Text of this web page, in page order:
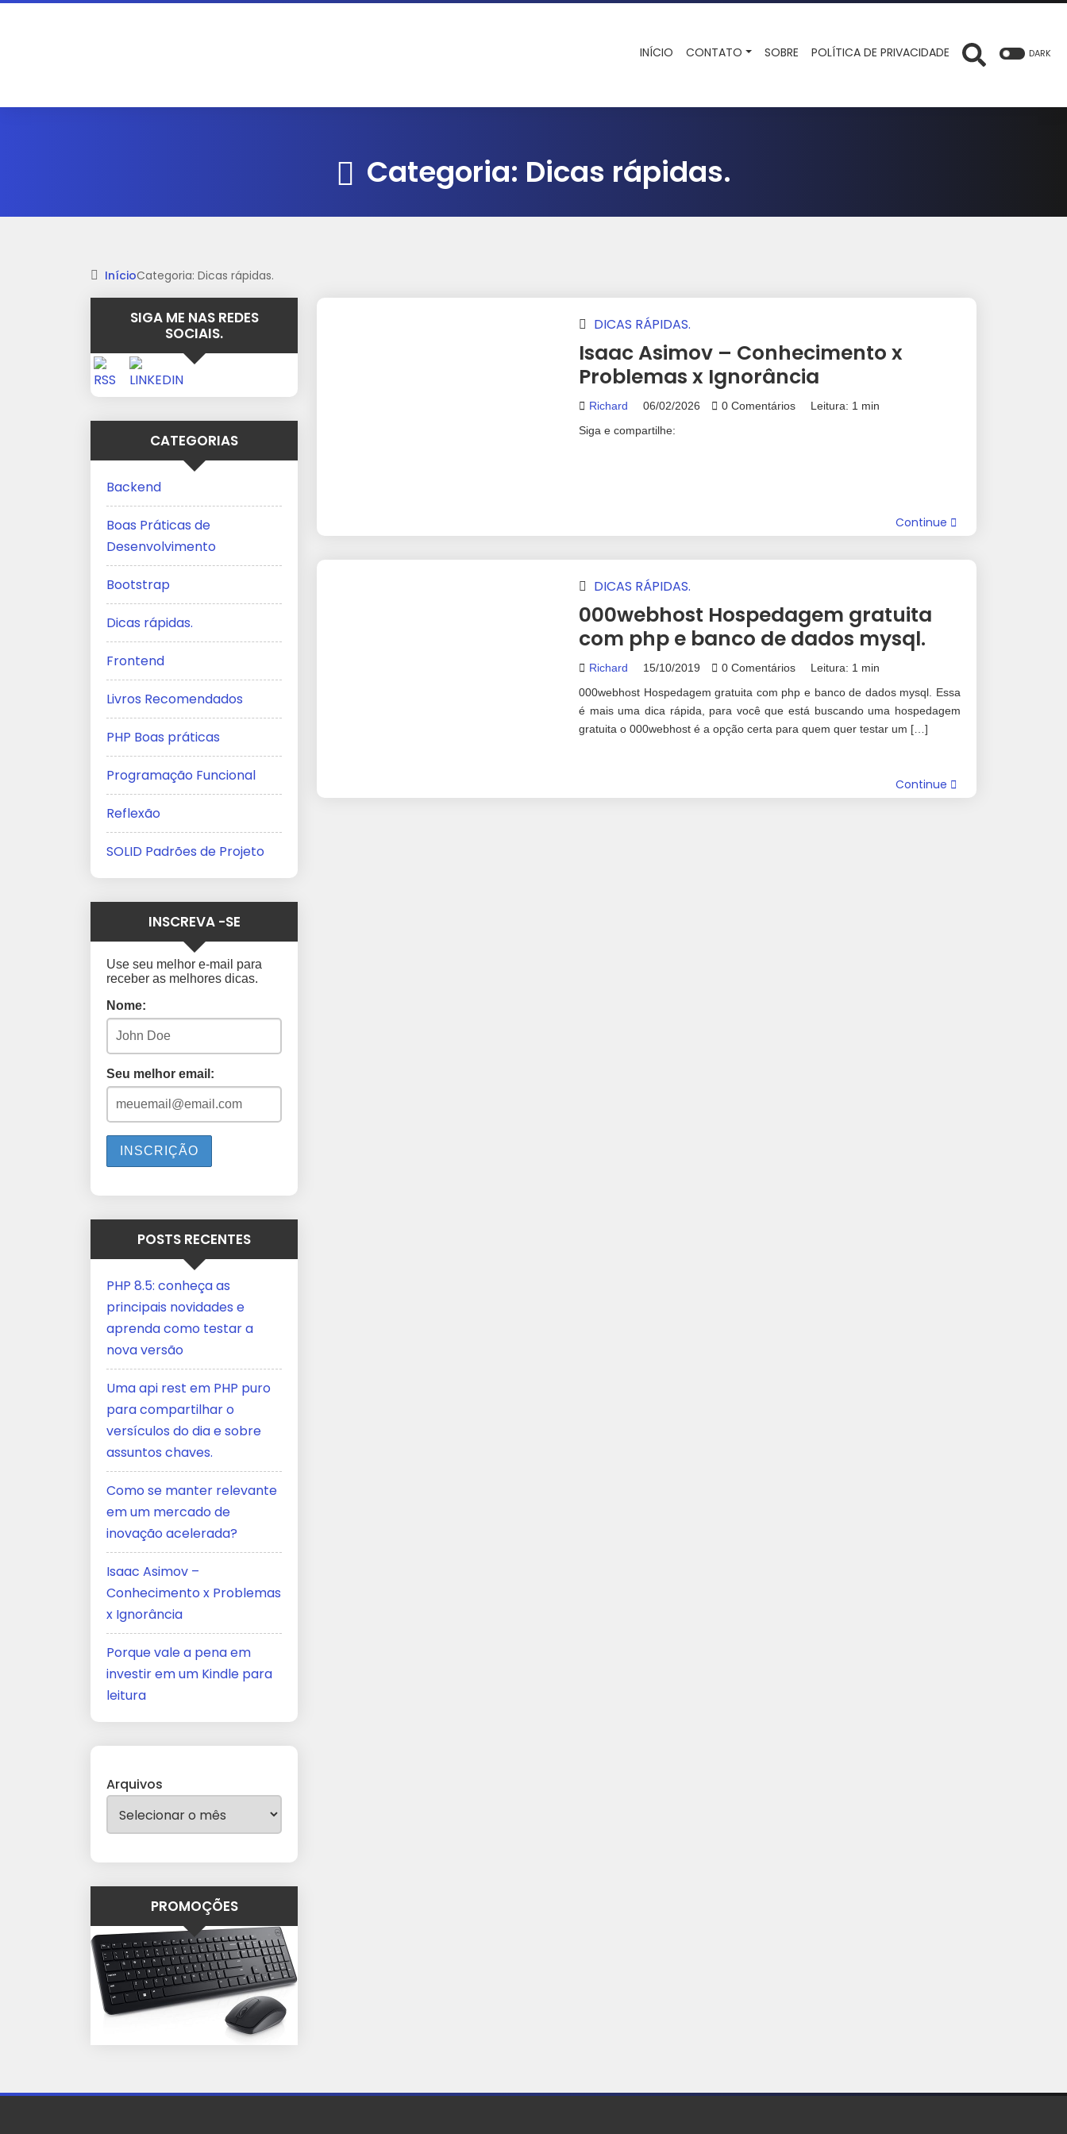
INÍCIO CONTATO SOBRE POLÍTICA DE PRIVACIDADE DARK
Categoria: Dicas rápidas.
InícioCategoria: Dicas rápidas.
DICAS RÁPIDAS.
Isaac Asimov – Conhecimento x
Problemas x Ignorância
Richard 06/02/2026 0 Comentários
Leitura: 1 min
Siga e compartilhe:
Continue
DICAS RÁPIDAS.
000webhost Hospedagem gratuita
com php e banco de dados mysql.
Richard 15/10/2019 0 Comentários
Leitura: 1 min
000webhost Hospedagem gratuita com php e banco de dados mysql. Essa
é mais uma dica rápida, para você que está buscando uma hospedagem
gratuita o 000webhost é a opção certa para quem quer testar um […]
Continue
SIGA ME NAS REDES
SOCIAIS.
CATEGORIAS
Backend
Boas Práticas de
Desenvolvimento
Bootstrap
Dicas rápidas.
Frontend
Livros Recomendados
PHP Boas práticas
Programação Funcional
Reflexão
SOLID Padrões de Projeto
INSCREVA -SE
Use seu melhor e-mail para
receber as melhores dicas.
Nome:
Seu melhor email:
POSTS RECENTES
PHP 8.5: conheça as
principais novidades e
aprenda como testar a
nova versão
Uma api rest em PHP puro
para compartilhar o
versículos do dia e sobre
assuntos chaves.
Como se manter relevante
em um mercado de
inovação acelerada?
Isaac Asimov –
Conhecimento x Problemas
x Ignorância
Porque vale a pena em
investir em um Kindle para
leitura
Arquivos
PROMOÇÕES